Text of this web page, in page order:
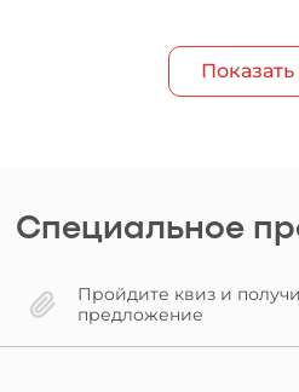
Специальное
Пройдите квиз и
предложение